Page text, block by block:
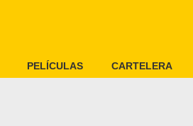
PELÍCULAS CARTELERA